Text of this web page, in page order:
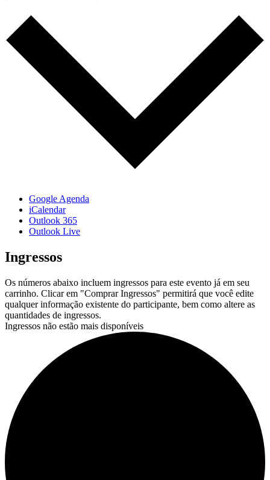
Google Agenda
iCalendar
Outlook 365
Outlook Live
Ingressos
Os números abaixo incluem ingressos para este evento já em seu
carrinho. Clicar em "Comprar Ingressos" permitirá que você edite
qualquer informação existente do participante, bem como altere as
quantidades de ingressos.
Ingressos não estão mais disponíveis